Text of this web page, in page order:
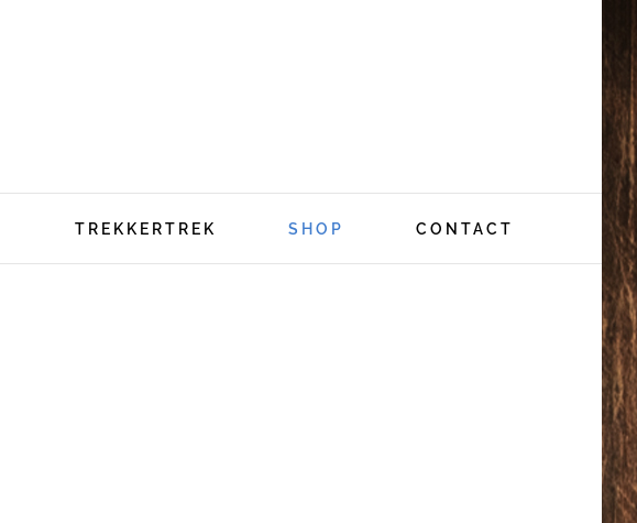
TREKKERTREK SHOP CONTACT